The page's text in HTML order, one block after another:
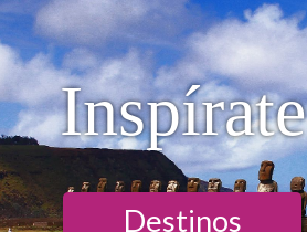
Inspírate
Destinos